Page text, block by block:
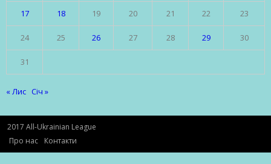
17 18 19 20 21 22 23
24 25 26 27 28 29 30
31
« Лис Січ »
2017 All-Ukrainian League
Про нас
Контакти